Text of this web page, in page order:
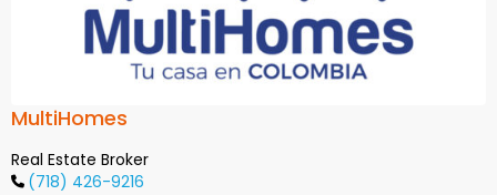
MultiHomes
Real Estate Broker
(718) 426-9216